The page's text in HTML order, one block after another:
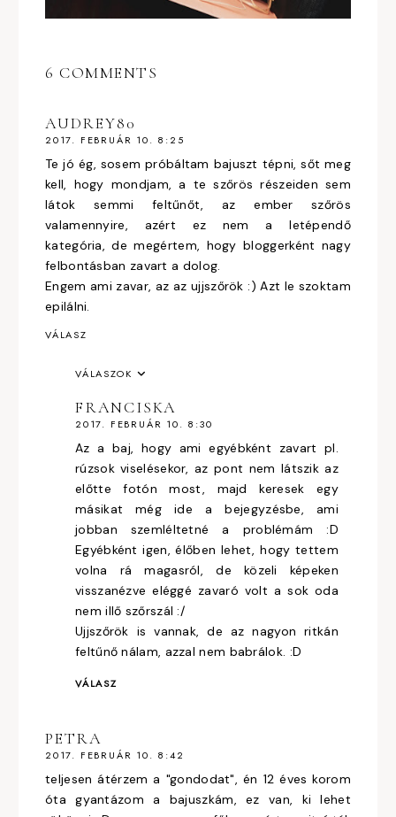
6 COMMENTS
AUDREY80
2017. FEBRUÁR 10. 8:25
Te jó ég, sosem próbáltam bajuszt tépni, sőt meg
kell, hogy mondjam, a te szőrös részeiden sem
látok semmi feltűnőt, az ember szőrös
valamennyire, azért ez nem a letépendő
kategória, de megértem, hogy bloggerként nagy
felbontásban zavart a dolog.
Engem ami zavar, az az ujjszőrök :) Azt le szoktam
epilálni.
VÁLASZ
VÁLASZOK
FRANCISKA
2017. FEBRUÁR 10. 8:30
Az a baj, hogy ami egyébként zavart pl.
rúzsok viselésekor, az pont nem látszik az
előtte fotón most, majd keresek egy
másikat még ide a bejegyzésbe, ami
jobban szemléltetné a problémám :D
Egyébként igen, élőben lehet, hogy tettem
volna rá magasról, de közeli képeken
visszanézve eléggé zavaró volt a sok oda
nem illő szőrszál :/
Ujjszőrök is vannak, de az nagyon ritkán
feltűnő nálam, azzal nem babrálok. :D
VÁLASZ
PETRA
2017. FEBRUÁR 10. 8:42
teljesen átérzem a "gondodat", én 12 éves korom
óta gyantázom a bajuszkám, ez van, ki lehet